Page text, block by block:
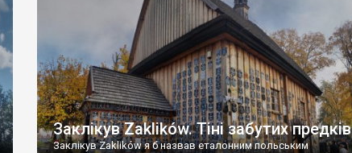
Заклікув Zaklików. Тіні забутих предків
Заклікув Zaklików я б назвав еталонним польським